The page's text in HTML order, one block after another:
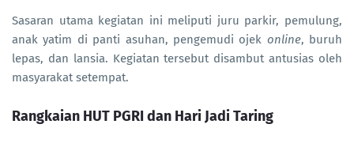
Sasaran utama kegiatan ini meliputi juru parkir, pemulung,
anak yatim di panti asuhan, pengemudi ojek online, buruh
lepas, dan lansia. Kegiatan tersebut disambut antusias oleh
masyarakat setempat.
Rangkaian HUT PGRI dan Hari Jadi Taring